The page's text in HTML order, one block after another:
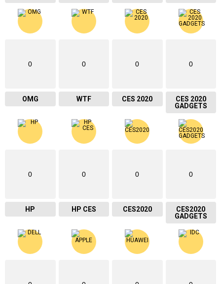
0
OMG
0
WTF
0
CES 2020
0
CES 2020
GADGETS
0
HP
0
HP CES
0
CES2020
0
CES2020
GADGETS